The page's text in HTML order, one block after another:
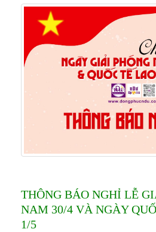
THÔNG BÁO NGHỈ LỄ
NAM 30/4 VÀ NGÀY
1/5